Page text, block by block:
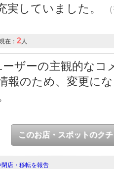
実していました。
在： 2 人
ザーの主観的なコ
報のため、変更に
このお店・スポットのク
店・移転を報告